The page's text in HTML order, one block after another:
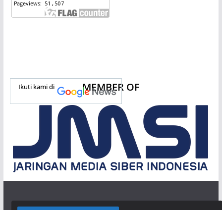
Ikuti kami di MEMBER OF